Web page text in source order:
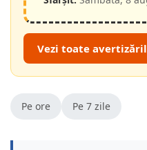
Vezi toate
Pe ore Pe 7 zile